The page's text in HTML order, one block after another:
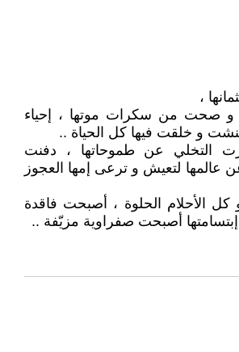
،
و صحت من سكرات موتها ، إحياء
و خلقت فيها كل الحياة ..
التخلي عن طموحاتها ، دفنت
عالمها لتعيش و ترعى إمها العجوز
كل الأحلام الحلوة ، أصبحت فاقدة
أصبحت صفراوية مزيّفة ..